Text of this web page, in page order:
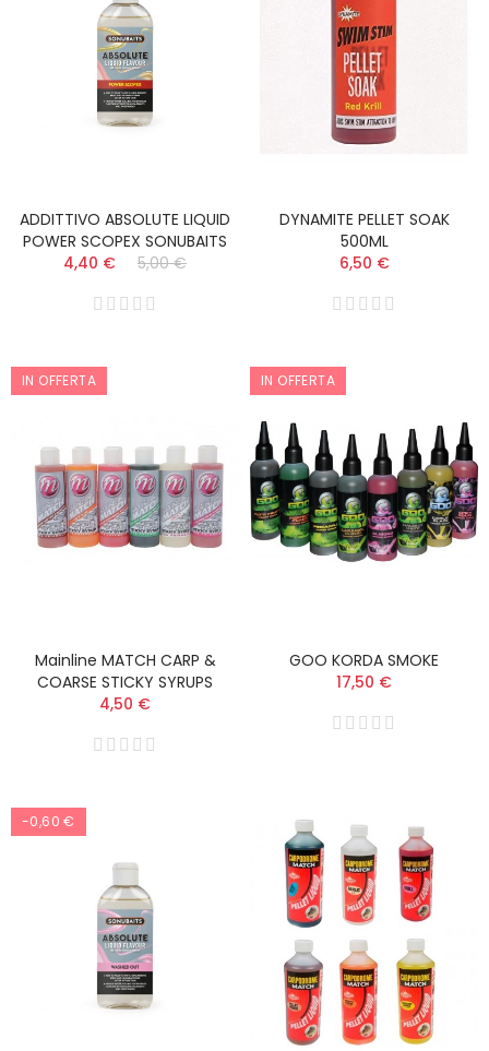
ADDITTIVO ABSOLUTE LIQUID
POWER SCOPEX SONUBAITS
4,40 €
5,00 €
DYNAMITE PELLET SOAK
500ML
6,50 €
IN OFFERTA
Mainline MATCH CARP &
COARSE STICKY SYRUPS
4,50 €
IN OFFERTA
GOO KORDA SMOKE
17,50 €
-0,60 €